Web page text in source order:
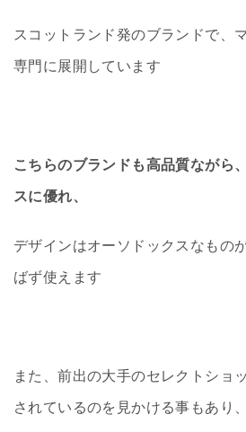
スコットランド発のブランドで、
専門に展開しています
こちらのブランドも高品質ながら
スに優れ、
デザインはオーソドックスなもの
ばず使えます
また、前出の大手のセレクトショ
されているのを見かける事もあり、